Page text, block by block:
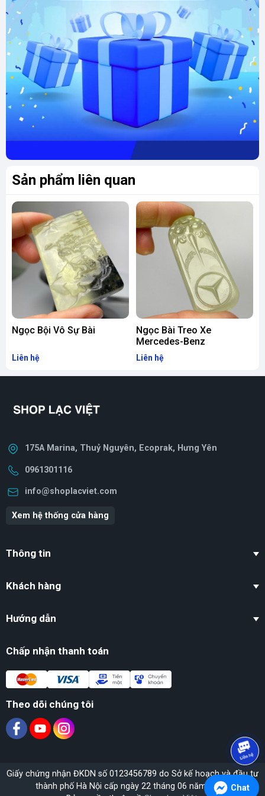
"Liên Hoa Tịnh Đế" là một tuyệt tác nghệ thuật
kết hợp giữa vẻ đẹp tự nhiên của ngọc Tụ
Nham và ý nghĩa tâm linh sâu sắc của hoa sen.
Sở hữu tác phẩm này không chỉ là cách để bạn
tôn vinh vẻ đẹp nghệ thuật mà còn là cách để
bạn mang đến không gian sống sự thanh tịnh,
bình an và may mắn.
Sản phẩm liên quan
Ngọc Bội Vô Sự Bài
Liên hệ
Ngọc Bài Treo Xe
Mercedes-Benz
Liên hệ
175A Marina, Thuỷ Nguyên, Ecoprak, Hưng Yên
0961301116
info@shoplacviet.com
Xem hệ thống cửa hàng
Thông tin
Khách hàng
Hướng dẫn
Chấp nhận thanh toán
Theo dõi chúng tôi
Giấy chứng nhận ĐKDN số 0123456789 do Sở kế hoạch và đầu tư
thành phố Hà Nội cấp ngày 22 tháng 06 năm 2020. Chat